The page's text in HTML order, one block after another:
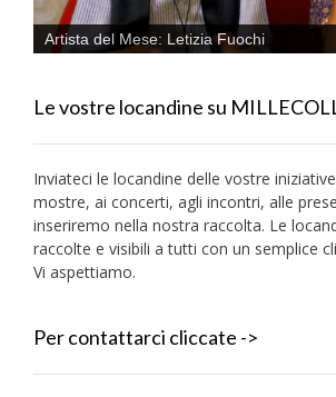
Artista del Mese: Letizia Fuochi
Le vostre locandine su
Inviateci le locandine delle vostre
mostre, ai concerti, agli incontri, alle
inseriremo nella nostra raccolta. Le
raccolte e visibili a tutti con un semplice
Vi aspettiamo.
Per contattarci cliccate ->